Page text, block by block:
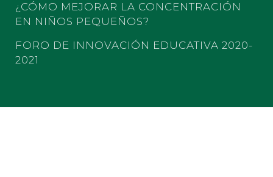
¿CÓMO MEJORAR LA CONCENTRACIÓN
EN NIÑOS PEQUEÑOS?
FORO DE INNOVACIÓN EDUCATIVA 2020-
2021